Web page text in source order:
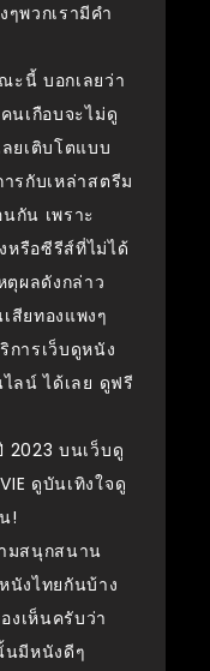
พวกเรามีคำ
นี้ บอกเลยว่า
นเกือบจะไม่ดู
ยเติบโตแบบ
รกับเหล่าสตรีม
กัน เพราะ
หรือซีรีส์ที่ไม่ได้
ตุผลดังกล่าว
สียทองแพงๆ
ารเว็บดูหนัง
ลน์ ได้เลย ดูฟรี
2023 บนเว็บดู
ดูบันเทิงใจดู
!
มสนุกสนาน
นังไทยกันบ้าง
เห็นครับว่า
นมีหนังดีๆ